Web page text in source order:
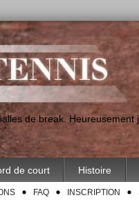
de break.
de court Histoire
FAQ INSCRIPTION